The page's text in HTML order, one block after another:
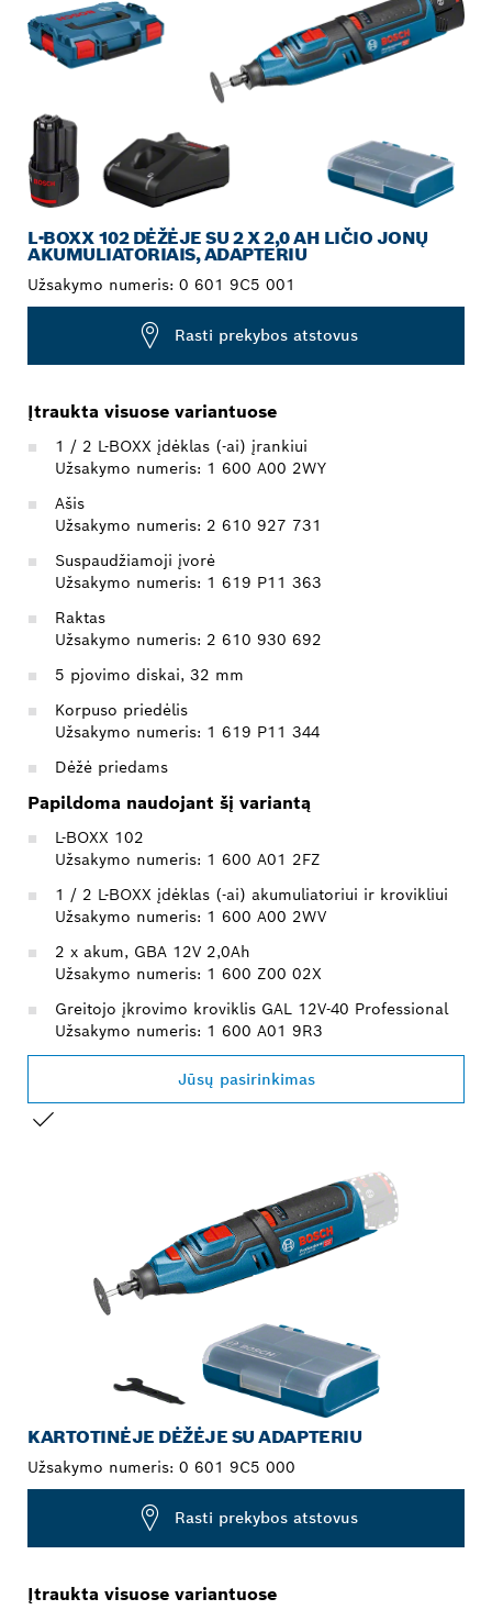
L-BOXX 102 DĖŽĖJE SU 2 X 2,0 AH LIČIO JONŲ
AKUMULIATORIAIS, ADAPTERIU
Užsakymo numeris: 0 601 9C5 001
Rasti prekybos atstovus
Įtraukta visuose variantuose
1 / 2 L-BOXX įdėklas (-ai) įrankiui
Užsakymo numeris: 1 600 A00 2WY
Ašis
Užsakymo numeris: 2 610 927 731
Suspaudžiamoji įvorė
Užsakymo numeris: 1 619 P11 363
Raktas
Užsakymo numeris: 2 610 930 692
5 pjovimo diskai, 32 mm
Korpuso priedėlis
Užsakymo numeris: 1 619 P11 344
Dėžė priedams
Papildoma naudojant šį variantą
L-BOXX 102
Užsakymo numeris: 1 600 A01 2FZ
1 / 2 L-BOXX įdėklas (-ai) akumuliatoriui ir krovikliui
Užsakymo numeris: 1 600 A00 2WV
2 x akum, GBA 12V 2,0Ah
Užsakymo numeris: 1 600 Z00 02X
Greitojo įkrovimo kroviklis GAL 12V-40 Professional
Užsakymo numeris: 1 600 A01 9R3
Jūsų pasirinkimas
KARTOTINĖJE DĖŽĖJE SU ADAPTERIU
Užsakymo numeris: 0 601 9C5 000
Rasti prekybos atstovus
Įtraukta visuose variantuose